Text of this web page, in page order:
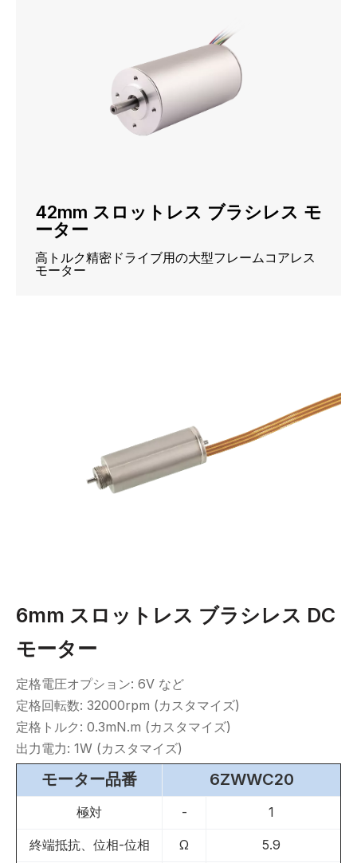
42mm スロットレス ブラシレス モ
ーター
高トルク精密ドライブ用の大型フレームコアレス
モーター
6mm スロットレス ブラシレス DC
モーター
定格電圧オプション: 6V など
定格回転数: 32000rpm (カスタマイズ)
定格トルク: 0.3mN.m (カスタマイズ)
出力電力: 1W (カスタマイズ)
モーター品番 6ZWWC20
極対 - 1
終端抵抗、位相-位相 Ω
5.9